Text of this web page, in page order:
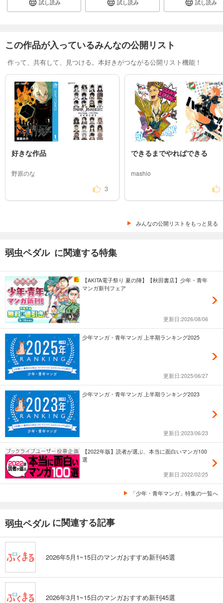
試し読み
649円 (税込)
9/8入荷
あらすじを表示する
試し読み 試し読み 試し読み
この作品が入っているみんなの公開リスト
作って、共有して、見つける。本好きがつながる公開リスト機能！
好きな作品
野原のな
3
できるまでやればできる
mashio
みんなの公開リストをもっと見る
弱虫ペダル に関連する特集
【AKITA電子祭り 夏の陣】【秋田書店】少年・青年
マンガ新刊フェア
更新日:2026/08/06
少年マンガ・青年マンガ 上半期ランキング2025
更新日:2025/06/27
少年マンガ・青年マンガ 上半期ランキング2023
更新日:2023/06/23
【2022年版】読者が選ぶ、本当に面白いマンガ100
選
更新日:2022/02/25
「少年・青年マンガ」特集の一覧へ
弱虫ペダル に関連する記事
2026年5月1~15日のマンガおすすめ新刊45選
2026年3月1~15日のマンガおすすめ新刊45選